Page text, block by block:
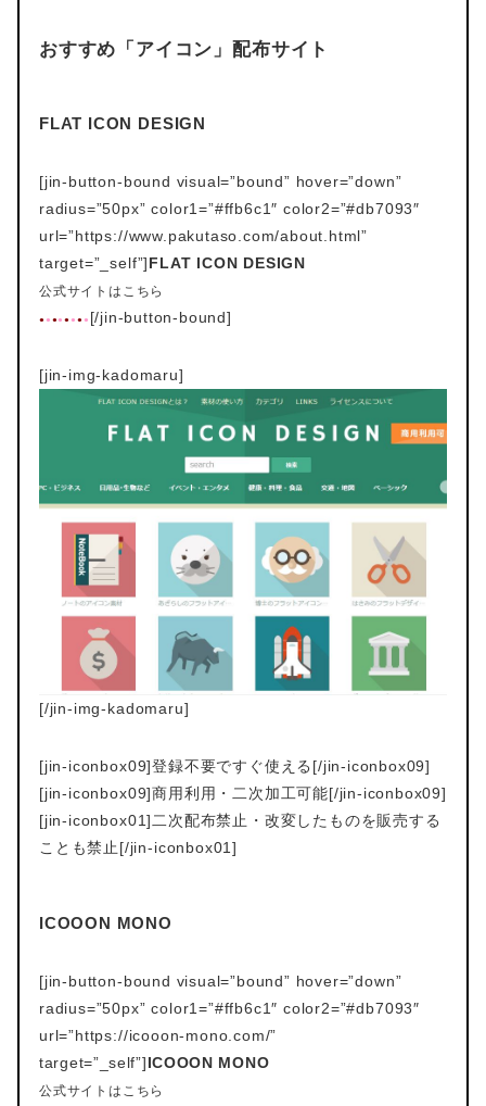
おすすめ「アイコン」配布サイト
FLAT ICON DESIGN
[jin-button-bound visual=”bound” hover=”down”
radius=”50px” color1=”#ffb6c1″ color2=”#db7093″
url=”https://www.pakutaso.com/about.html”
target=”_self”]FLAT ICON DESIGN
公式サイトはこちら
● ● ●●●● ● ● [/jin-button-bound]
[jin-img-kadomaru]
[/jin-img-kadomaru]
[jin-iconbox09]登録不要ですぐ使える[/jin-iconbox09]
[jin-iconbox09]商用利用・二次加工可能[/jin-iconbox09]
[jin-iconbox01]二次配布禁止・改変したものを販売する
ことも禁止[/jin-iconbox01]
ICOOON MONO
[jin-button-bound visual=”bound” hover=”down”
radius=”50px” color1=”#ffb6c1″ color2=”#db7093″
url=”https://icooon-mono.com/”
target=”_self”]ICOOON MONO
公式サイトはこちら